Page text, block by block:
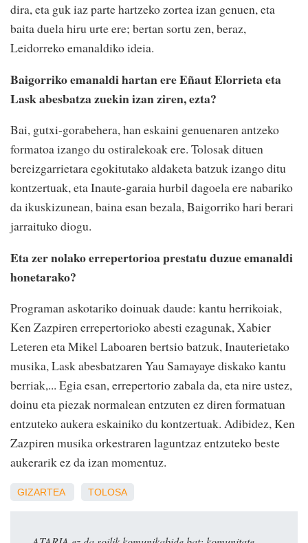
dira, eta guk iaz parte hartzeko zortea izan genuen, eta
baita duela hiru urte ere; bertan sortu zen, beraz,
Leidorreko emanaldiko ideia.
Baigorriko emanaldi hartan ere Eñaut Elorrieta eta
Lask abesbatza zuekin izan ziren, ezta?
Bai, gutxi-gorabehera, han eskaini genuenaren antzeko
formatoa izango du ostiralekoak ere. Tolosak dituen
bereizgarrietara egokitutako aldaketa batzuk izango ditu
kontzertuak, eta Inaute-garaia hurbil dagoela ere nabariko
da ikuskizunean, baina esan bezala, Baigorriko hari berari
jarraituko diogu.
Eta zer nolako errepertorioa prestatu duzue emanaldi
honetarako?
Programan askotariko doinuak daude: kantu herrikoiak,
Ken Zazpiren errepertorioko abesti ezagunak, Xabier
Leteren eta Mikel Laboaren bertsio batzuk, Inauterietako
musika, Lask abesbatzaren Yau Samayaye diskako kantu
berriak,... Egia esan, errepertorio zabala da, eta nire ustez,
doinu eta piezak normalean entzuten ez diren formatuan
entzuteko aukera eskainiko du kontzertuak. Adibidez, Ken
Zazpiren musika orkestraren laguntzaz entzuteko beste
aukerarik ez da izan momentuz.
GIZARTEA TOLOSA